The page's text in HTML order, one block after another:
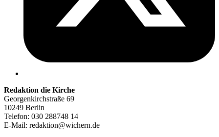
Redaktion die Kirche
Georgenkirchstraße 69
10249 Berlin
Telefon: 030 288748 14
E-Mail: redaktion@wichern.de